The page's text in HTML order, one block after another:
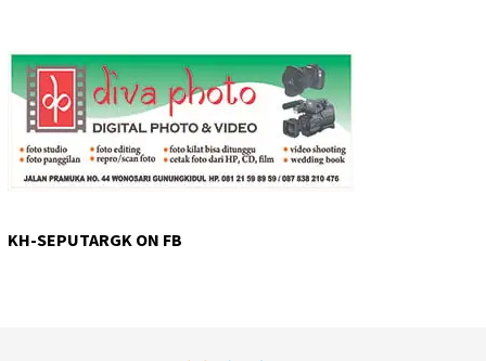
KH-SEPUTARGK ON FB